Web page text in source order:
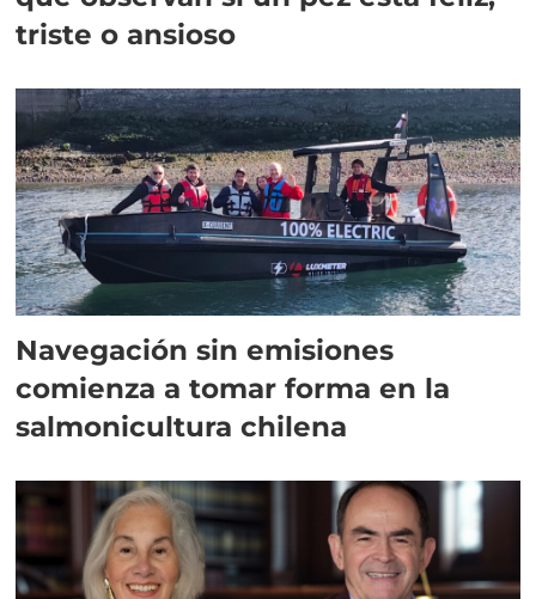
triste o ansioso
Navegación sin emisiones
comienza a tomar forma en la
salmonicultura chilena